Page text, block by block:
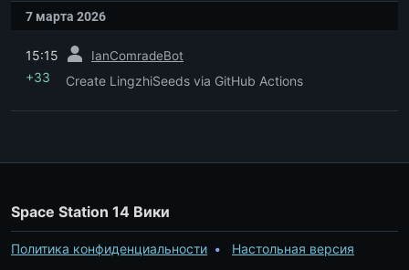
7 марта 2026
15:15 IanComradeBot
+33 Create LingzhiSeeds via GitHub Actions
Space Station 14 Вики
Политика конфиденциальности Настольная версия